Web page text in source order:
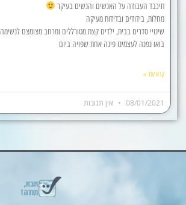
תיכבד העבודה על האנשים והנשים בעיקר
מחלות, בידודים ובדידות מעיקה
שינויי סדרים בבית, ילדים קצת מטורללים ומרחב מצומצם לנשימה
בואו נפנה לעצמינו פינה אחת שפויה ביום
קרא עוד »
08/01/2021 אין תגובות